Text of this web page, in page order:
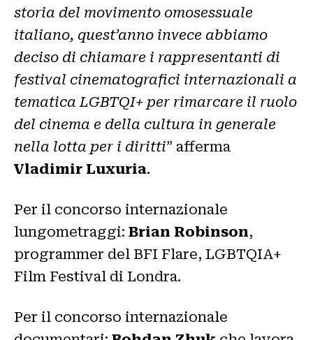
storia del movimento omosessuale
italiano, quest’anno invece abbiamo
deciso di chiamare i rappresentanti di
festival cinematografici internazionali a
tematica LGBTQI+ per rimarcare il ruolo
del cinema e della cultura in generale
nella lotta per i diritti” afferma
Vladimir Luxuria.
Per il concorso internazionale
lungometraggi: Brian Robinson,
programmer del BFI Flare, LGBTQIA+
Film Festival di Londra.
Per il concorso internazionale